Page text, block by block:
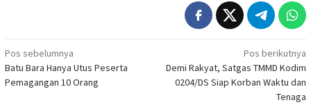
Navigasi
pos
Pos sebelumnya
Batu Bara Hanya Utus Peserta
Pemagangan 10 Orang
Pos berikutnya
Demi Rakyat, Satgas TMMD Kodim
0204/DS Siap Korban Waktu dan
Tenaga